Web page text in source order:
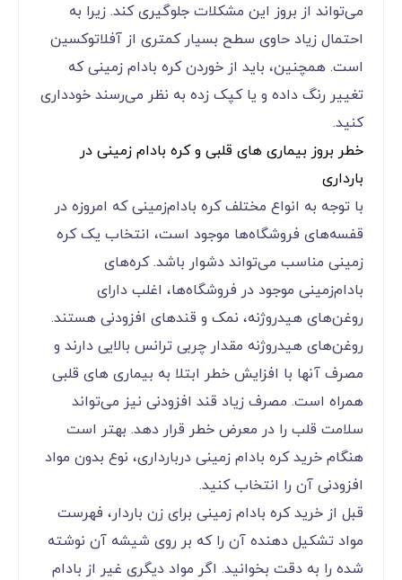
می‌‌‌‌‌‌‌‌‌‌‌‌تواند از بروز این مشکلات جلوگیری کند. زیرا به
احتمال زیاد حاوی سطح بسیار کمتری از آفلاتوکسین
است. همچنین، باید از خوردن کره بادام زمینی که
تغییر رنگ داده و یا کپک زده به نظر می‌‌‌‌‌‌‌‌‌‌‌‌رسند خودداری
کنید.
خطر بروز بیماری های قلبی و کره بادام زمینی در
بارداری
با توجه به انواع مختلف کره بادام‌زمینی که امروزه در
قفسه‌های فروشگاه‌ها موجود است، انتخاب یک کره
زمینی مناسب می‌‌‌‌‌‌‌‌‌‌‌‌تواند دشوار باشد. کره‌های
بادام‌زمینی موجود در فروشگاه‌ها، اغلب دارای
روغن‌های هیدروژنه، نمک و قندهای افزودنی هستند.
روغن‌های هیدروژنه مقدار چربی ترانس بالایی دارند و
مصرف آنها با افزایش خطر ابتلا به بیماری های قلبی
همراه است. مصرف زیاد قند افزودنی نیز می‌‌‌‌‌‌‌‌‌‌‌‌تواند
سلامت قلب را در معرض خطر قرار دهد. بهتر است
هنگام خرید کره بادام زمینی دربارداری، نوع بدون مواد
افزودنی آن را انتخاب کنید.
قبل از خرید کره بادام زمینی برای زن باردار، فهرست
مواد تشکیل دهنده آن را که بر روی شیشه آن نوشته
شده را به دقت بخوانید. اگر مواد دیگری غیر از بادام